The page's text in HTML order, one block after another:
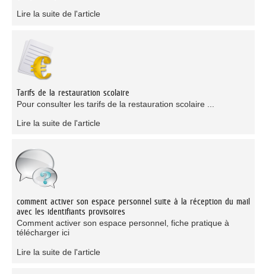
Lire la suite de l'article
Tarifs de la restauration scolaire
Pour consulter les tarifs de la restauration scolaire ...
Lire la suite de l'article
comment activer son espace personnel suite à la réception du mail
avec les identifiants provisoires
Comment activer son espace personnel, fiche pratique à
télécharger ici
Lire la suite de l'article